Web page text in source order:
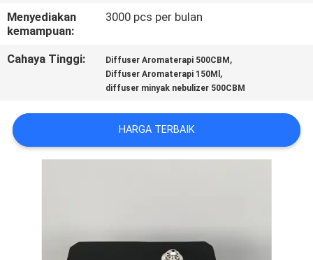
SHOPPING
SITEMAP
PRIVACY
Menyediakan
kemampuan:
3000 pcs per bulan
Cahaya Tinggi: Diffuser Aromaterapi 500CBM ,
Diffuser Aromaterapi 150Ml ,
diffuser minyak nebulizer 500CBM
HARGA TERBAIK